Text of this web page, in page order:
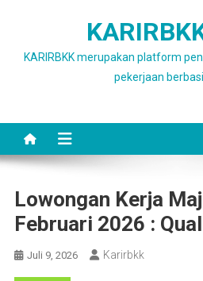
KARIRBKK merupakan platform
pekerjaan
Lowongan Kerja
Februari 2026 :
Juli 9, 2026 Karirbkk